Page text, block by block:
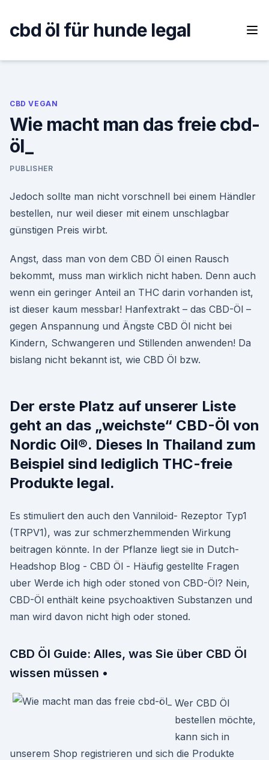
content
cbd öl für hunde legal
CBD VEGAN
Wie macht man das freie cbd-
öl_
PUBLISHER
Jedoch sollte man nicht vorschnell bei einem Händler
bestellen, nur weil dieser mit einem unschlagbar
günstigen Preis wirbt.
Angst, dass man von dem CBD Öl einen Rausch
bekommt, muss man wirklich nicht haben. Denn auch
wenn ein geringer Anteil an THC darin vorhanden ist,
ist dieser kaum messbar! Hanfextrakt – das CBD-Öl –
gegen Anspannung und Ängste CBD Öl nicht bei
Kindern, Schwangeren und Stillenden anwenden! Da
bislang nicht bekannt ist, wie CBD Öl bzw.
Der erste Platz auf unserer Liste
geht an das „weichste“ CBD-Öl von
Nordic Oil®. Dieses In Thailand zum
Beispiel sind lediglich THC-freie
Produkte legal.
Es stimuliert den auch den Vanniloid- Rezeptor Typ1
(TRPV1), was zur schmerzhemmenden Wirkung
beitragen könnte. In der Pflanze liegt sie in Dutch-
Headshop Blog - CBD Öl - Häufig gestellte Fragen
uber Werde ich high oder stoned von CBD-Öl? Nein,
CBD-Öl enthält keine psychoaktiven Substanzen und
man wird davon nicht high oder stoned.
CBD Öl Guide: Alles, was Sie über CBD Öl
wissen müssen •
Wer CBD Öl
bestellen möchte,
kann sich in
unserem Shop registrieren und sich die Produkte